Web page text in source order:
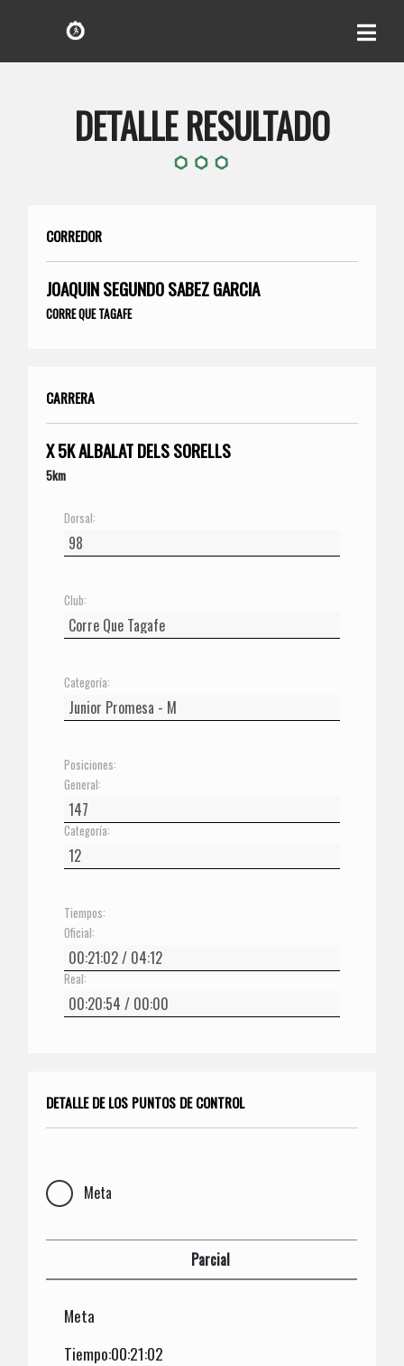
DETALLE RESULTADO
CORREDOR
JOAQUIN SEGUNDO SABEZ GARCIA
CORRE QUE TAGAFE
CARRERA
X 5K ALBALAT DELS SORELLS
5km
Dorsal:
Club:
Categoría:
Posiciones:
General:
Categoría:
Tiempos:
Oficial:
Real:
DETALLE DE LOS PUNTOS DE CONTROL
Meta
Parcial
Meta
Tiempo:00:21:02